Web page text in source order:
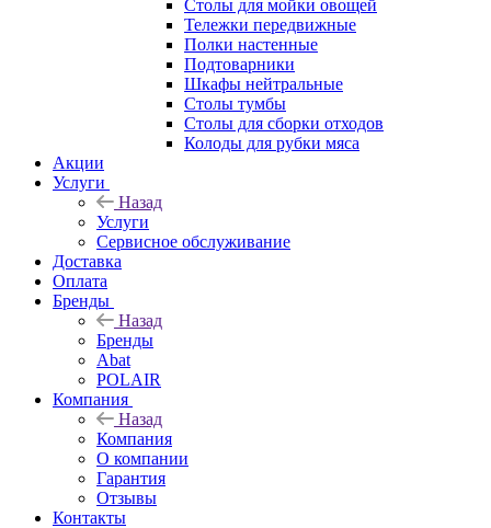
Столы для мойки овощей
Тележки передвижные
Полки настенные
Подтоварники
Шкафы нейтральные
Столы тумбы
Столы для сборки отходов
Колоды для рубки мяса
Акции
Услуги
Назад
Услуги
Сервисное обслуживание
Доставка
Оплата
Бренды
Назад
Бренды
Abat
POLAIR
Компания
Назад
Компания
О компании
Гарантия
Отзывы
Контакты